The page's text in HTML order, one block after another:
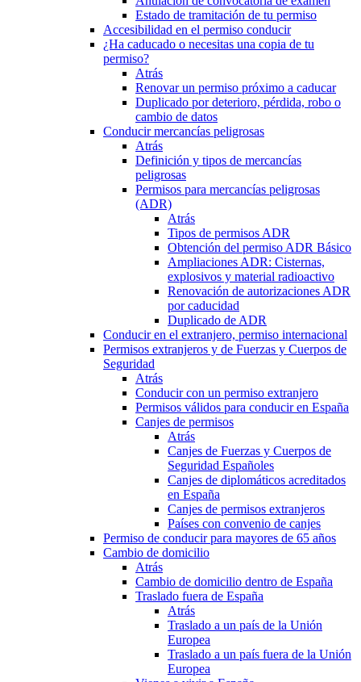
Estado de tramitación de tu permiso
Accesibilidad en el permiso conducir
¿Ha caducado o necesitas una copia de tu
permiso?
Atrás
Renovar un permiso próximo a caducar
Duplicado por deterioro, pérdida, robo o
cambio de datos
Conducir mercancías peligrosas
Atrás
Definición y tipos de mercancías
peligrosas
Permisos para mercancías peligrosas
(ADR)
Atrás
Tipos de permisos ADR
Obtención del permiso ADR Básico
Ampliaciones ADR: Cisternas,
explosivos y material radioactivo
Renovación de autorizaciones ADR
por caducidad
Duplicado de ADR
Conducir en el extranjero, permiso internacional
Permisos extranjeros y de Fuerzas y Cuerpos de
Seguridad
Atrás
Conducir con un permiso extranjero
Permisos válidos para conducir en España
Canjes de permisos
Atrás
Canjes de Fuerzas y Cuerpos de
Seguridad Españoles
Canjes de diplomáticos acreditados
en España
Canjes de permisos extranjeros
Países con convenio de canjes
Permiso de conducir para mayores de 65 años
Cambio de domicilio
Atrás
Cambio de domicilio dentro de España
Traslado fuera de España
Atrás
Traslado a un país de la Unión
Europea
Traslado a un país fuera de la Unión
Europea